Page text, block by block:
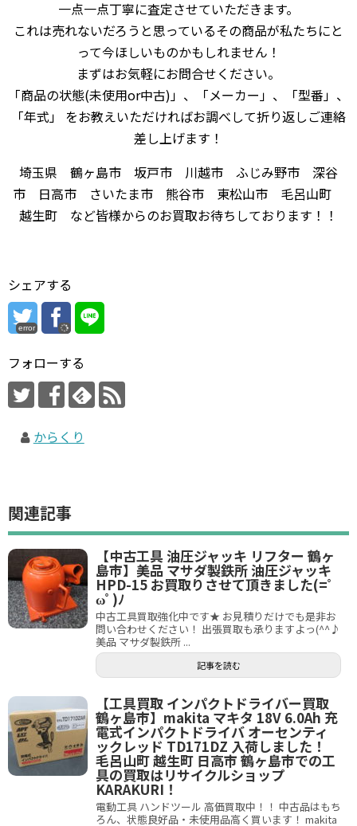
一点一点丁寧に査定させていただきます。
これは売れないだろうと思っているその商品が私たちにと
って今ほしいものかもしれません！
まずはお気軽にお問合せください。
「商品の状態(未使用or中古)」、「メーカー」、「型番」、
「年式」 をお教えいただければお調べして折り返しご連絡
差し上げます！
埼玉県 鶴ヶ島市 坂戸市 川越市 ふじみ野市 深谷
市 日高市 さいたま市 熊谷市 東松山市 毛呂山町
越生町 など皆様からのお買取お待ちしております！！
シェアする
error
フォローする
からくり
関連記事
【中古工具 油圧ジャッキ リフター 鶴ヶ
島市】美品 マサダ製鉄所 油圧ジャッキ
HPD-15 お買取りさせて頂きました(=ﾟ
ωﾟ)ﾉ
中古工具買取強化中です★ お見積りだけでも是非お
問い合わせください！ 出張買取も承りますよっ(^^♪
美品 マサダ製鉄所 ...
記事を読む
【工具買取 インパクトドライバー買取
鶴ヶ島市】makita マキタ 18V 6.0Ah 充
電式インパクトドライバ オーセンティ
ックレッド TD171DZ 入荷しました！
毛呂山町 越生町 日高市 鶴ヶ島市での工
具の買取はリサイクルショップ
KARAKURI！
電動工具 ハンドツール 高価買取中！！ 中古品はもち
ろん、状態良好品・未使用品高く買います！ makita